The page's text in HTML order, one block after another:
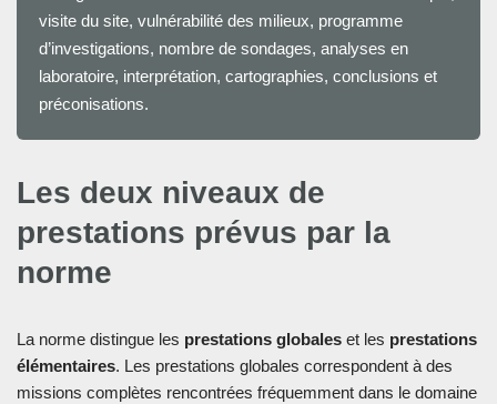
visite du site, vulnérabilité des milieux, programme
d’investigations, nombre de sondages, analyses en
laboratoire, interprétation, cartographies, conclusions et
préconisations.
Les deux niveaux de
prestations prévus par la
norme
La norme distingue les prestations globales et les prestations
élémentaires. Les prestations globales correspondent à des
missions complètes rencontrées fréquemment dans le domaine